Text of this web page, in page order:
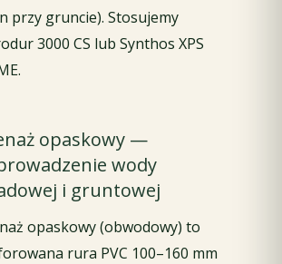
przy gruncie). Stosujemy
3000 CS lub Synthos XPS
opaskowy —
wody
i gruntowej
opaskowy (obwodowy) to
rura PVC 100–160 mm